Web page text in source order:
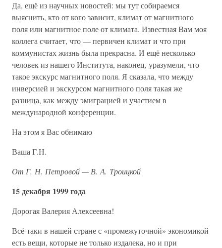
Да, ещё из научных новостей: мы тут собираемся
выяснить, кто от кого зависит, климат от магнитного
поля или магнитное поле от климата. Известная Вам моя
коллега считает, что — первичен климат и что при
коммунистах жизнь была прекрасна. И ещё несколько
человек из нашего Института, наконец, уразумели, что
такое экскурс магнитного поля. Я сказала, что между
инверсией и экскурсом магнитного поля такая же
разница, как между эмиграцией и участием в
международной конференции.
На этом я Вас обнимаю
Ваша Г.Н.
От Г. Н. Петровой — В. А. Троицкой
15 декабря 1999 года
Дорогая Валерия Алексеевна!
Всё-таки в нашей стране с «промежуточной» экономикой
есть вещи, которые не только издалека, но и при